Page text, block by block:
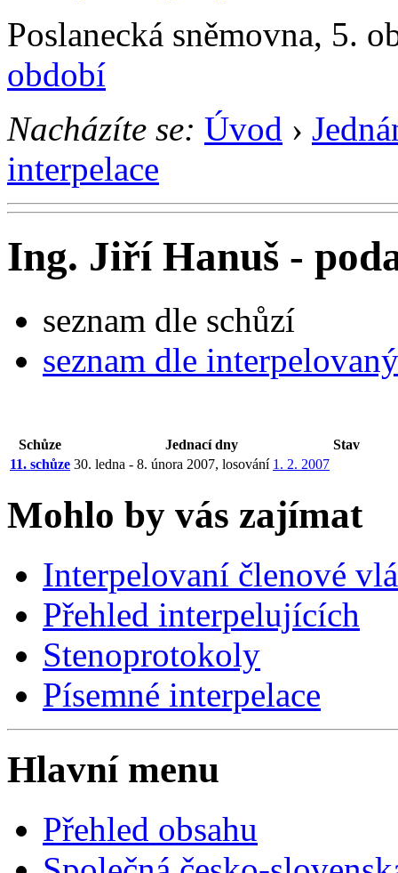
Poslanecká sněmovna, 5.
období
Nacházíte se: Úvod ›
interpelace
Ing. Jiří Hanuš -
seznam dle schůzí
seznam dle
Schůze Jednací dny
Stav
11. schůze 30. ledna - 8. února 2007, losování 1. 2. 2007
Mohlo by vás zajímat
Interpelovaní členové
Přehled interpelujících
Stenoprotokoly
Písemné interpelace
Hlavní menu
Přehled obsahu